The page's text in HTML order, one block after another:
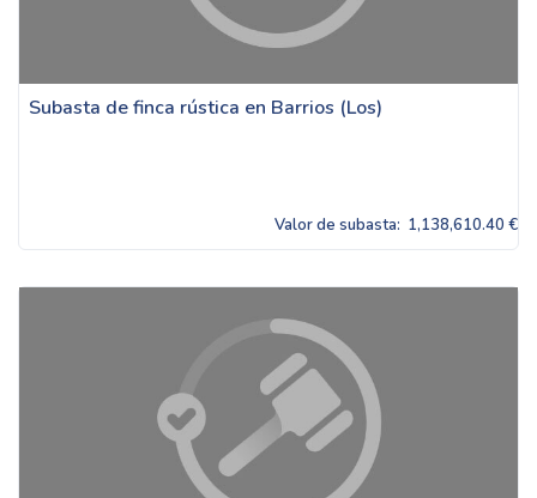
Subasta de finca rústica en Barrios (Los)
Valor de subasta: 1,138,610.40 €